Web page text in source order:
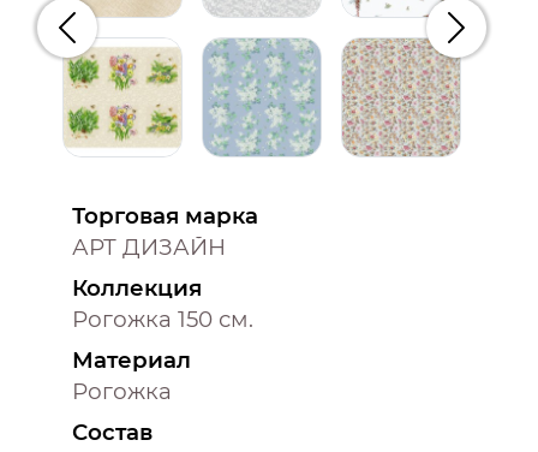
Предыдущий
Торговая марка
АРТ ДИЗАЙН
Коллекция
Рогожка 150 см.
Материал
Рогожка
Состав